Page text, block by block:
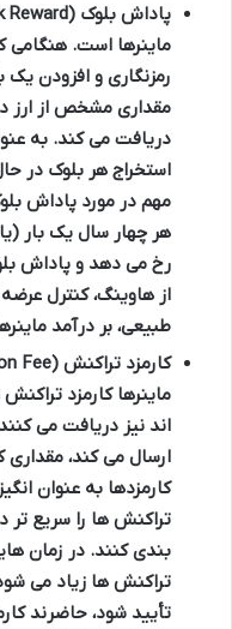
پاداش بلوک (Block Reward):
ماینرها است. هنگامی
رمزنگاری و افزودن
مقداری مشخص از ارز
دریافت می کند. به
هر چهار سال یک بار
رخ می دهد و پاداش
از هاوینگ، کنترل
طبیعی، بر درآمد
کارمزد تراکنش (Transaction Fee):
ماینرها کارمزد
اند نیز دریافت می
ارسال می کند، مقداری
کارمزدها به عنوان
تراکنش ها را سریع تر
بندی کنند. در زمان
تراکنش ها زیاد می
تأیید شود، حاضرند